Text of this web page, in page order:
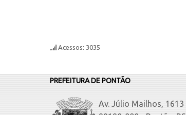
Acessos: 3035
PREFEITURA DE PONTÃO
Av. Júlio Mailhos, 1613